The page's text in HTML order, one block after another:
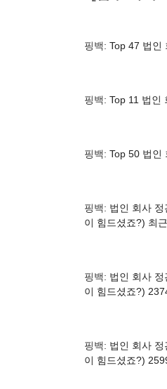
핑백: Top 47 법인
핑백: Top 11 법인
핑백: Top 50 법인
핑백: 법인 회사
이 힘드셨죠?) 최
핑백: 법인 회사
이 힘드셨죠?)
핑백: 법인 회사
이 힘드셨죠?)